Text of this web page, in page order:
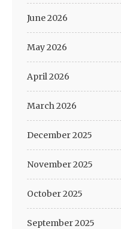
June 2026
May 2026
April 2026
March 2026
December 2025
November 2025
October 2025
September 2025